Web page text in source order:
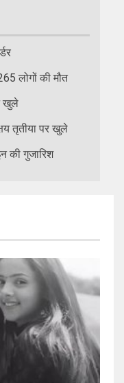
लोगों की मौत
खुले
तृतीया पर खुले
की गुजारिश